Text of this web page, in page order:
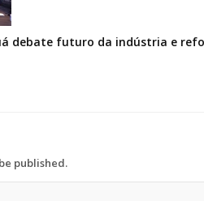
debate futuro da indústria e
published.